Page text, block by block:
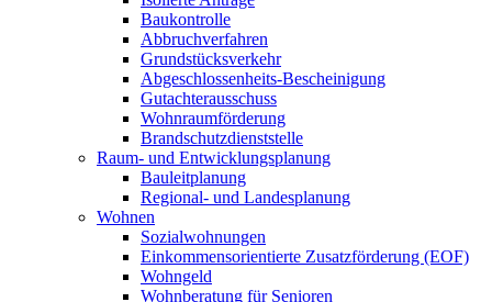
Baukontrolle
Abbruchverfahren
Grundstücksverkehr
Abgeschlossenheits-Bescheinigung
Gutachterausschuss
Wohnraumförderung
Brandschutzdienststelle
Raum- und Entwicklungsplanung
Bauleitplanung
Regional- und Landesplanung
Wohnen
Sozialwohnungen
Einkommensorientierte Zusatzförderung (EOF)
Wohngeld
Wohnberatung für Senioren